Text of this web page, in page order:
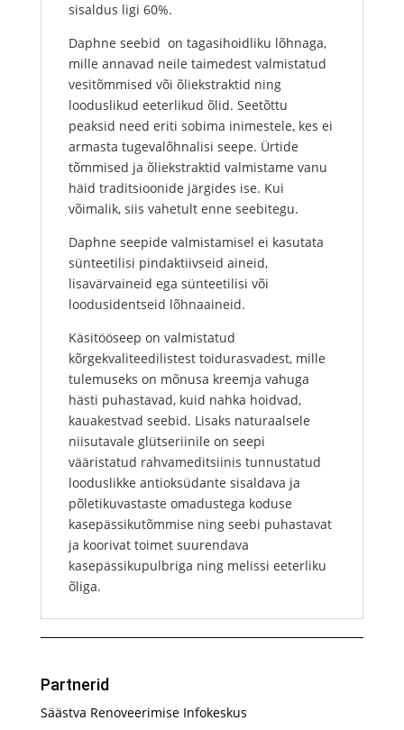
sisaldus ligi 60%.
Daphne seebid on tagasihoidliku lõhnaga,
mille annavad neile taimedest valmistatud
vesitõmmised või õliekstraktid ning
looduslikud eeterlikud õlid. Seetõttu
peaksid need eriti sobima inimestele, kes ei
armasta tugevalõhnalisi seepe. Ürtide
tõmmised ja õliekstraktid valmistame vanu
häid traditsioonide järgides ise. Kui
võimalik, siis vahetult enne seebitegu.
Daphne seepide valmistamisel ei kasutata
sünteetilisi pindaktiivseid aineid,
lisavärvaineid ega sünteetilisi või
loodusidentseid lõhnaaineid.
Käsitööseep on valmistatud
kõrgekvaliteedilistest toidurasvadest, mille
tulemuseks on mõnusa kreemja vahuga
hästi puhastavad, kuid nahka hoidvad,
kauakestvad seebid. Lisaks naturaalsele
niisutavale glütseriinile on seepi
vääristatud rahvameditsiinis tunnustatud
looduslikke antioksüdante sisaldava ja
põletikuvastaste omadustega koduse
kasepässikutõmmise ning seebi puhastavat
ja koorivat toimet suurendava
kasepässikupulbriga ning melissi eeterliku
õliga.
Partnerid
Säästva Renoveerimise Infokeskus